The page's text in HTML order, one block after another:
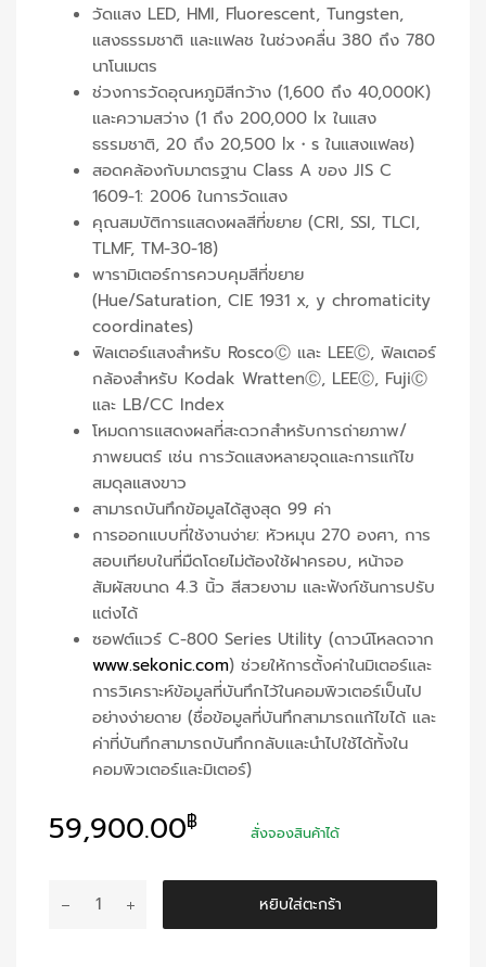
วัดแสง LED, HMI, Fluorescent, Tungsten,
แสงธรรมชาติ และแฟลช ในช่วงคลื่น 380 ถึง 780
นาโนเมตร
ช่วงการวัดอุณหภูมิสีกว้าง (1,600 ถึง 40,000K)
และความสว่าง (1 ถึง 200,000 lx ในแสง
ธรรมชาติ, 20 ถึง 20,500 lx・s ในแสงแฟลช)
สอดคล้องกับมาตรฐาน Class A ของ JIS C
1609-1: 2006 ในการวัดแสง
คุณสมบัติการแสดงผลสีที่ขยาย (CRI, SSI, TLCI,
TLMF, TM-30-18)
พารามิเตอร์การควบคุมสีที่ขยาย
(Hue/Saturation, CIE 1931 x, y chromaticity
coordinates)
ฟิลเตอร์แสงสำหรับ RoscoⒸ และ LEEⒸ, ฟิลเตอร์
กล้องสำหรับ Kodak WrattenⒸ, LEEⒸ, FujiⒸ
และ LB/CC Index
โหมดการแสดงผลที่สะดวกสำหรับการถ่ายภาพ/
ภาพยนตร์ เช่น การวัดแสงหลายจุดและการแก้ไข
สมดุลแสงขาว
สามารถบันทึกข้อมูลได้สูงสุด 99 ค่า
การออกแบบที่ใช้งานง่าย: หัวหมุน 270 องศา, การ
สอบเทียบในที่มืดโดยไม่ต้องใช้ฝาครอบ, หน้าจอ
สัมผัสขนาด 4.3 นิ้ว สีสวยงาม และฟังก์ชันการปรับ
แต่งได้
ซอฟต์แวร์ C-800 Series Utility (ดาวน์โหลดจาก
www.sekonic.com) ช่วยให้การตั้งค่าในมิเตอร์และ
การวิเคราะห์ข้อมูลที่บันทึกไว้ในคอมพิวเตอร์เป็นไป
อย่างง่ายดาย (ชื่อข้อมูลที่บันทึกสามารถแก้ไขได้ และ
ค่าที่บันทึกสามารถบันทึกกลับและนำไปใช้ได้ทั้งใน
คอมพิวเตอร์และมิเตอร์)
59,900.00฿ สั่งจองสินค้าได้
จำนวน
หยิบใส่ตะกร้า